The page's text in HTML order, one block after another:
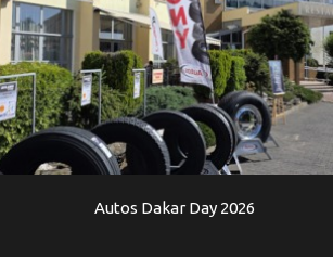
Autos Dakar Day 2026